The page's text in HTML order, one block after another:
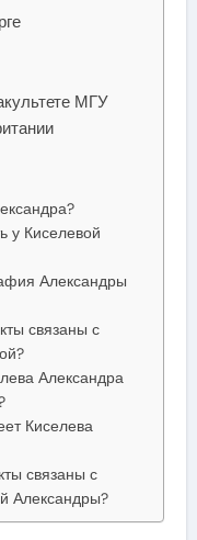
МГУ
у Киселевой
Александры
связаны с
Александра
Киселева
связаны с
Александры?